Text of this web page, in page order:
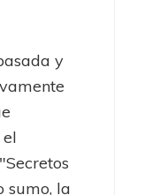
y
sumo, la